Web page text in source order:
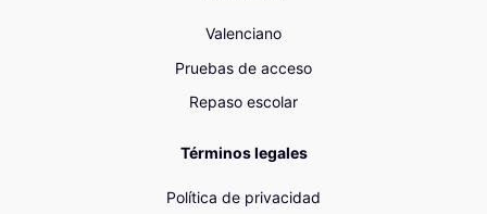
Valenciano
Pruebas de acceso
Repaso escolar
Términos legales
Política de privacidad